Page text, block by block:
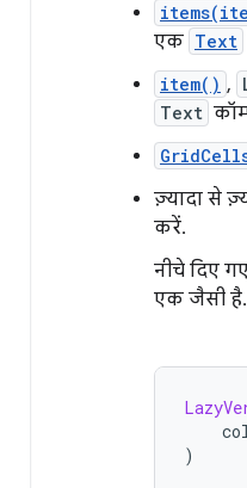
एक Text
item() ,
Text
ज़्यादा से
करें.
नीचे दिए
एक जैसी है.